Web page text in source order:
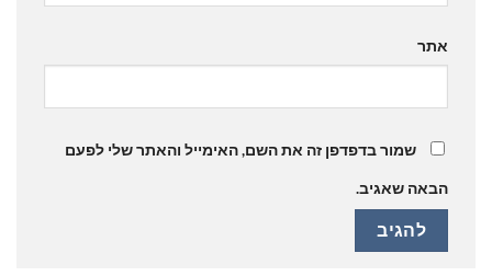
אתר
שמור בדפדפן זה את השם, האימייל והאתר שלי לפעם
הבאה שאגיב.